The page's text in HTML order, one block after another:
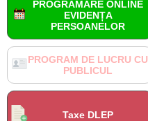
PROGRAM DE LUCRU CU
PUBLICUL
PROGRAMARE ONLINE
EVIDENȚA
PERSOANELOR
Taxe DLEP